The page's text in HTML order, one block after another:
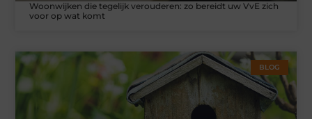
Woonwijken die tegelijk verouderen: zo bereidt uw VvE zich
voor op wat komt
BLOG